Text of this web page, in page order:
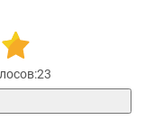
23